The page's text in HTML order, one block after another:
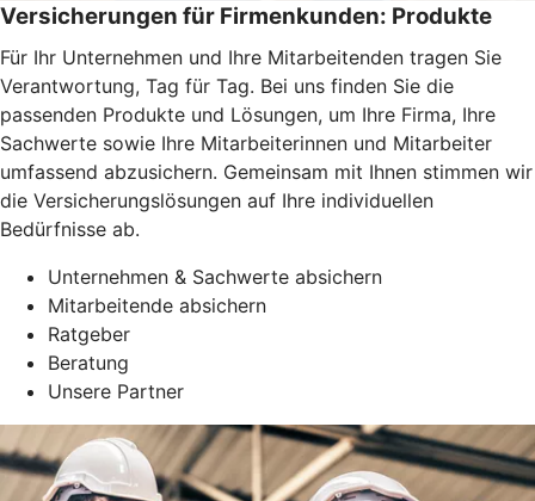
Versicherungen für Firmenkunden: Produkte
Für Ihr Unternehmen und Ihre Mitarbeitenden tragen Sie
Verantwortung, Tag für Tag. Bei uns finden Sie die
passenden Produkte und Lösungen, um Ihre Firma, Ihre
Sachwerte sowie Ihre Mitarbeiterinnen und Mitarbeiter
umfassend abzusichern. Gemeinsam mit Ihnen stimmen wir
die Versicherungslösungen auf Ihre individuellen
Bedürfnisse ab.
Unternehmen & Sachwerte absichern
Mitarbeitende absichern
Ratgeber
Beratung
Unsere Partner